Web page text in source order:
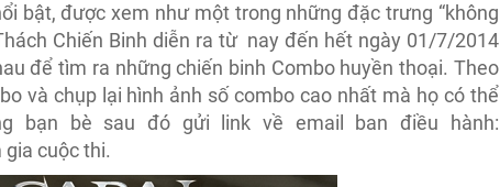
bật, được xem như một trong những đặc trưng “không
Chiến Binh diễn ra từ nay đến hết ngày 01/7/2014
để tìm ra những chiến binh Combo huyền thoại. Theo
và chụp lại hình ảnh số combo cao nhất mà họ có thể
bạn bè sau đó gửi link về email ban điều hành:
cuộc thi.